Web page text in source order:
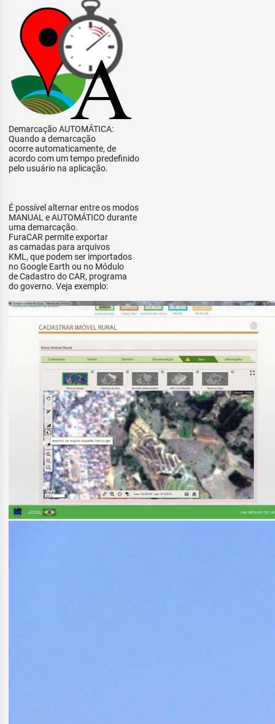
Demarcação AUTOMÁTICA:
Quando a demarcação
ocorre automaticamente, de
acordo com um tempo predefinido
pelo usuário na aplicação.
É possível alternar entre os modos
MANUAL e AUTOMÁTICO durante
uma demarcação.
FuraCAR permite exportar
as camadas para arquivos
KML, que podem ser importados
no Google Earth ou no Módulo
de Cadastro do CAR, programa
do governo. Veja exemplo: